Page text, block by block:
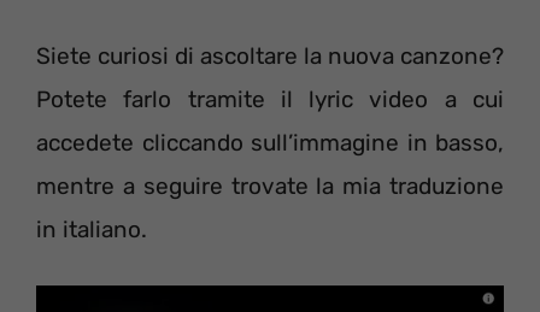
Siete curiosi di ascoltare la nuova canzone?
Potete farlo tramite il lyric video a cui
accedete cliccando sull’immagine in basso,
mentre a seguire trovate la mia traduzione
in italiano.